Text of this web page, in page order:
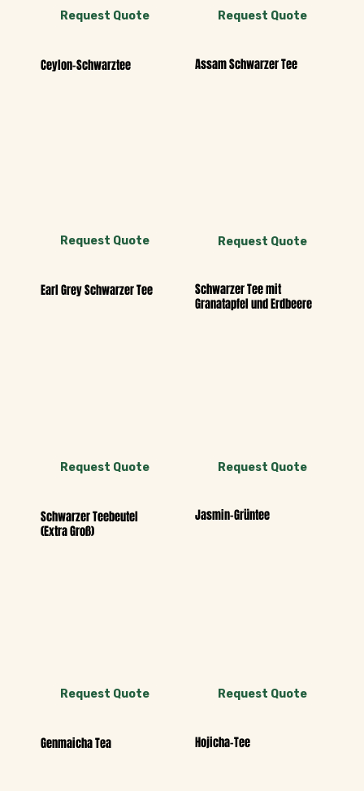
Request Quote
Ceylon-Schwarztee Assam Schwarzer Tee
Request Quote
Request Quote
Earl Grey Schwarzer Tee
Schwarzer Tee mit
Granatapfel und Erdbeere
Request Quote
Request Quote
Schwarzer Teebeutel
(Extra Groß)
Jasmin-Grüntee
Request Quote
Request Quote
Genmaicha Tea Hojicha-Tee
Request Quote